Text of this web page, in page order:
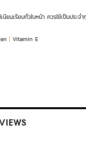
ยนเรียบทั่วใบหน้า ควรใช้เป็นประจ
| Vitamin E